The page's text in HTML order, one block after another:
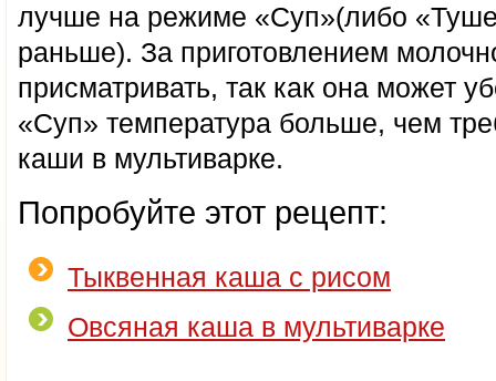
лучше на режиме «Суп»(либо
раньше). За приготовлением
присматривать, так как она может
«Суп» температура больше, чем
каши в мультиварке.
Попробуйте этот рецепт:
Тыквенная каша с рисом
Овсяная каша в мультиварке